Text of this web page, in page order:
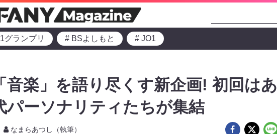
グランプリ # BSよしもと # JO1
楽」を語り尽くす新企画! 初回はあ
パーソナリティたちが集結
なまらあつし（執筆）